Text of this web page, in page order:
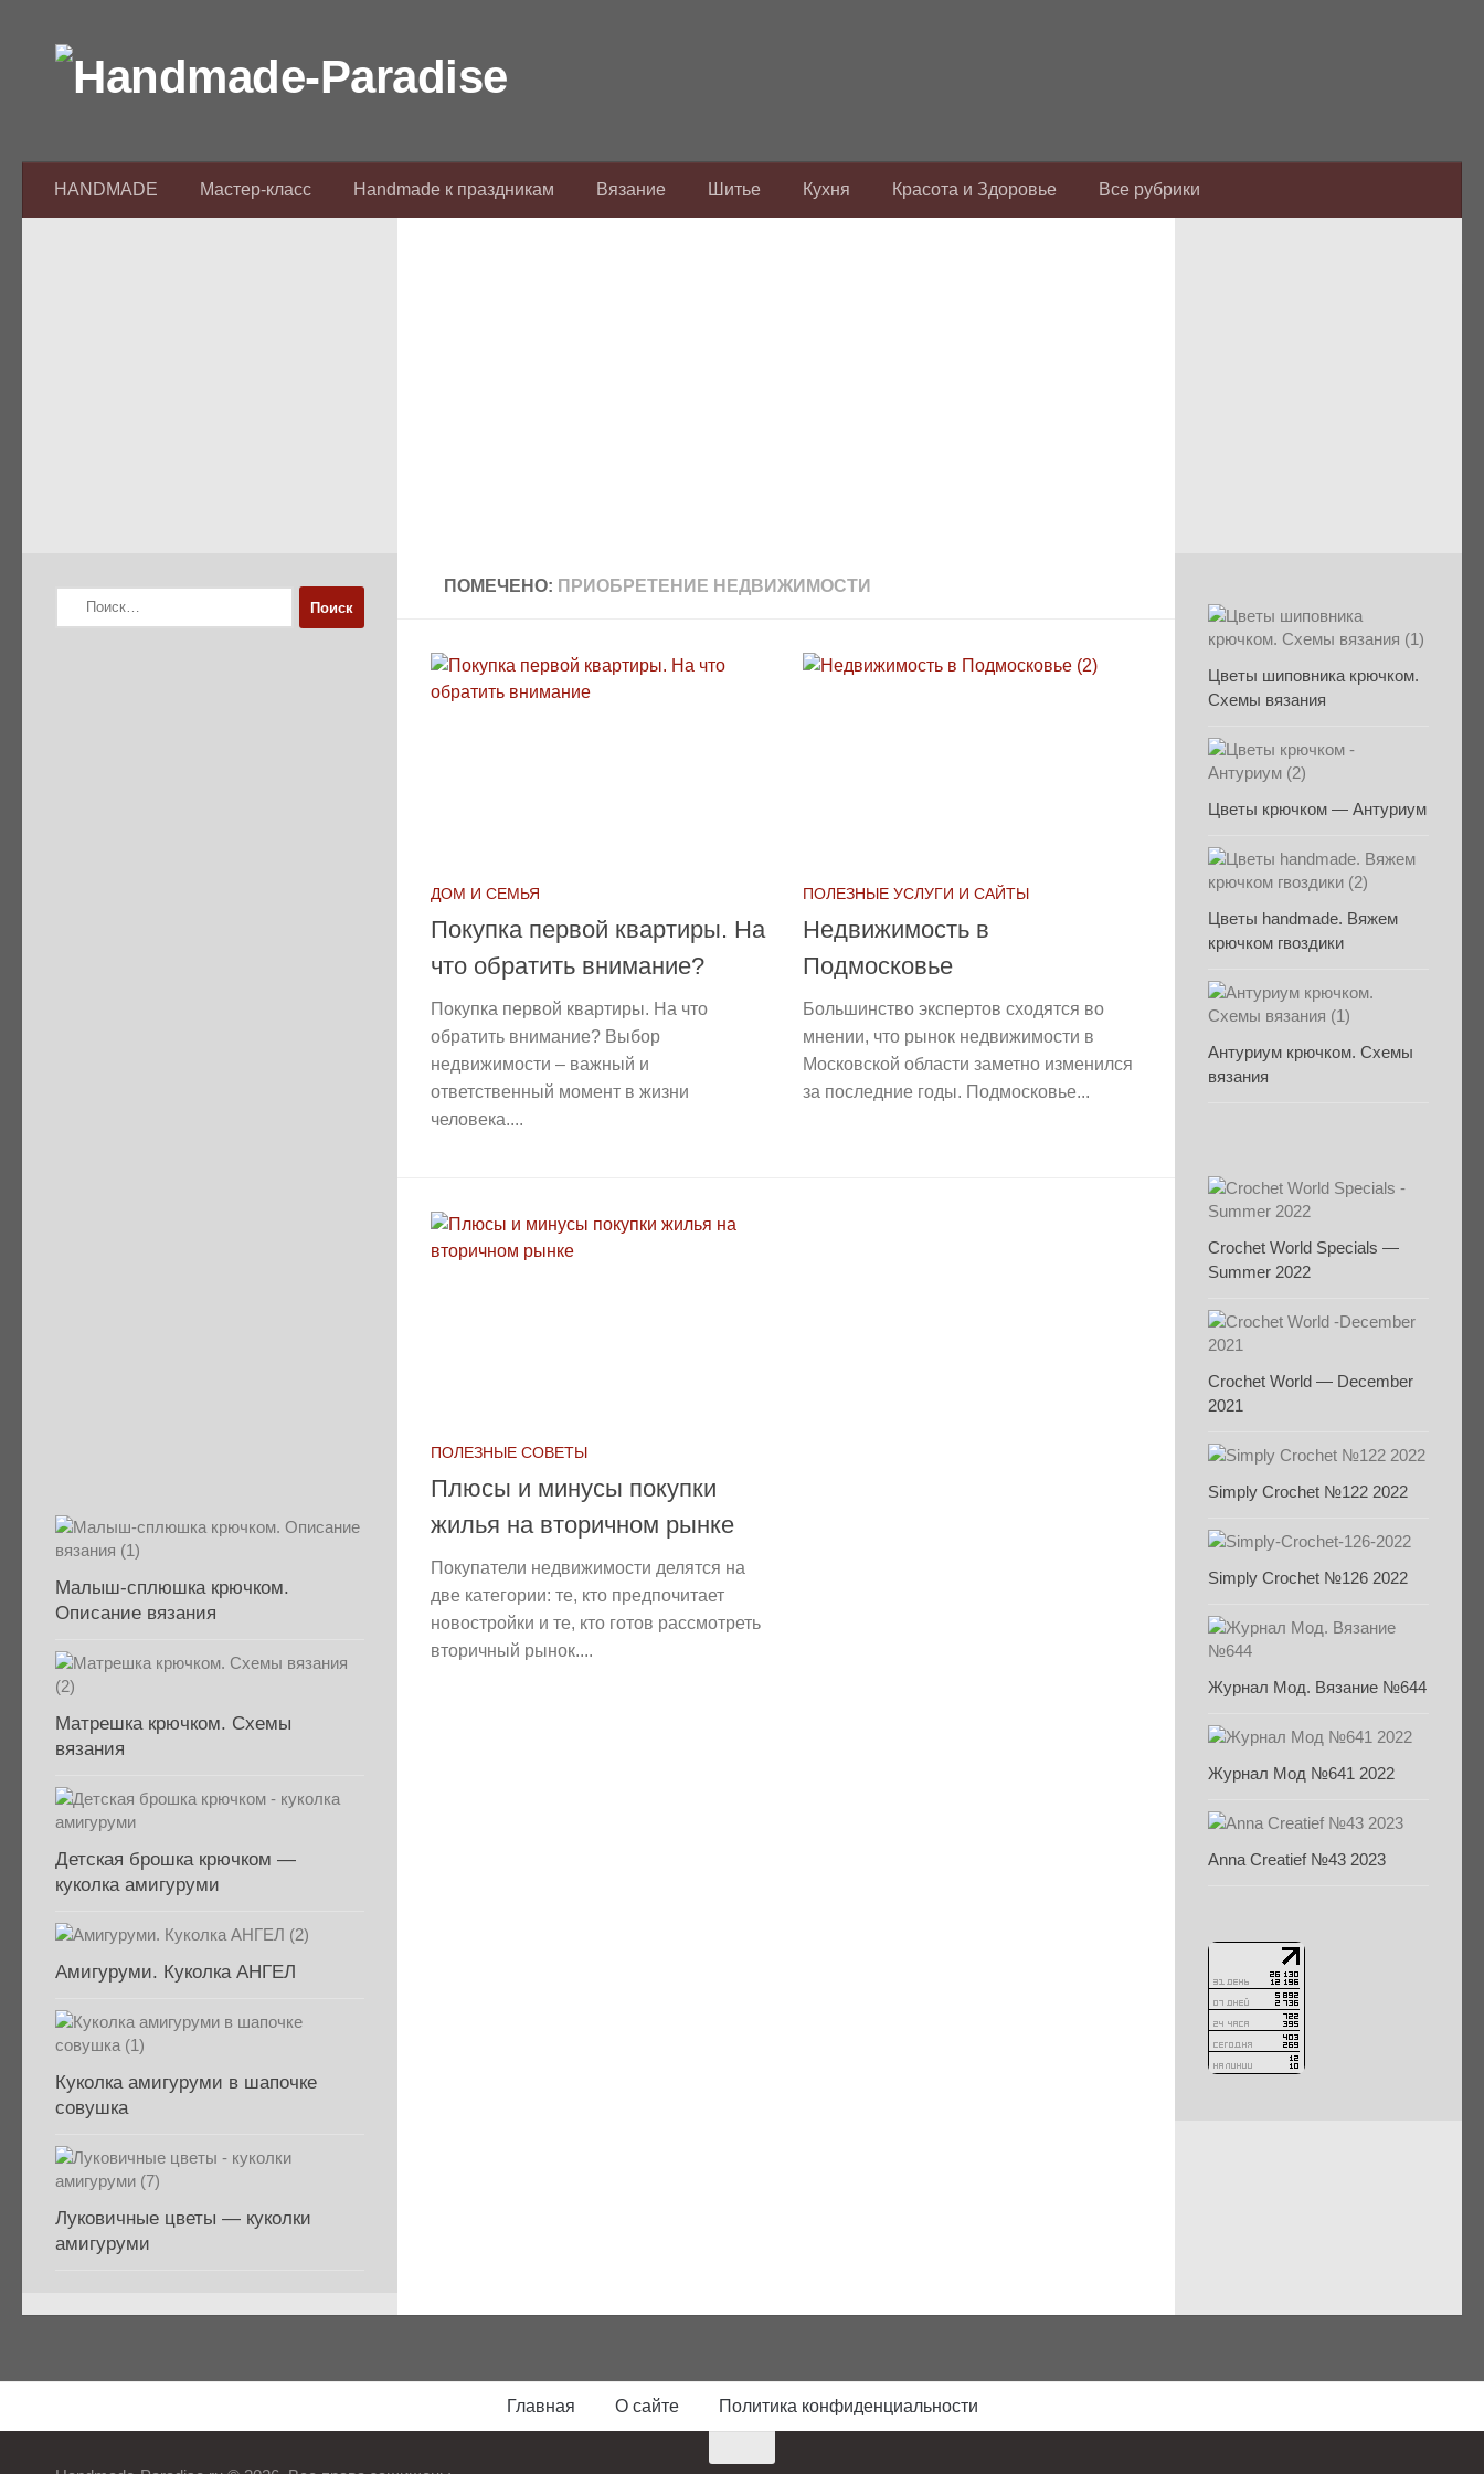
HANDMADE Мастер-класс Handmade к праздникам Вязание Шитье Кухня Красота и Здоровье Все рубрики
ПОМЕЧЕНО: ПРИОБРЕТЕНИЕ НЕДВИЖИМОСТИ
ДОМ И СЕМЬЯ
Покупка первой квартиры. На
что обратить внимание?
Покупка первой квартиры. На что
обратить внимание? Выбор
недвижимости – важный и
ответственный момент в жизни
человека....
ПОЛЕЗНЫЕ УСЛУГИ И САЙТЫ
Недвижимость в
Подмосковье
Большинство экспертов сходятся во
мнении, что рынок недвижимости в
Московской области заметно изменился
за последние годы. Подмосковье...
ПОЛЕЗНЫЕ СОВЕТЫ
Плюсы и минусы покупки
жилья на вторичном рынке
Покупатели недвижимости делятся на
две категории: те, кто предпочитает
новостройки и те, кто готов рассмотреть
вторичный рынок....
Найти:
Малыш-сплюшка крючком.
Описание вязания
Матрешка крючком. Схемы
вязания
Детская брошка крючком —
куколка амигуруми
Амигуруми. Куколка АНГЕЛ
Куколка амигуруми в шапочке
совушка
Луковичные цветы — куколки
амигуруми
Цветы шиповника крючком.
Схемы вязания
Цветы крючком — Антуриум
Цветы handmade. Вяжем
крючком гвоздики
Антуриум крючком. Схемы
вязания
Crochet World Specials —
Summer 2022
Crochet World — December
2021
Simply Crochet №122 2022
Simply Crochet №126 2022
Журнал Мод. Вязание №644
Журнал Мод №641 2022
Anna Creatief №43 2023
Главная О сайте Политика конфиденциальности